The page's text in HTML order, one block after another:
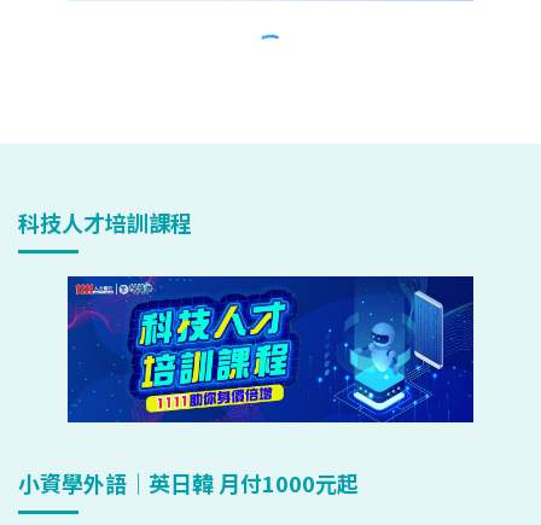
科技人才培訓課程
小資學外語｜英日韓 月付1000元起